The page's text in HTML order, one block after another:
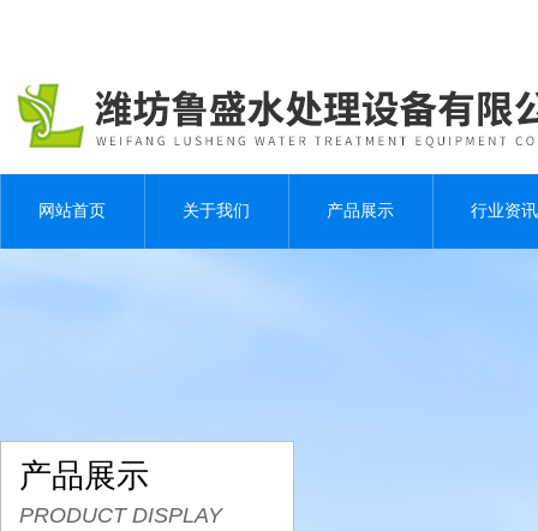
网站首页 关于我们 产品展示 行业资讯
产品展示
PRODUCT DISPLAY